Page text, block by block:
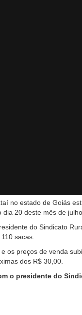
no estado de Goiás
20 deste mês de julho.
do Sindicato
sacas.
os preços de venda
dos R$ 30,00.
o presidente do